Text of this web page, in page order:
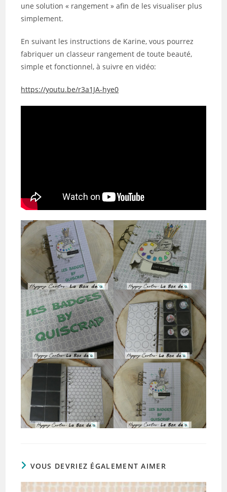
une solution « rangement » afin de les visualiser plus
simplement.
En suivant les instructions de Karine, vous pourrez
fabriquer un classeur rangement de toute beauté,
simple et fonctionnel, à suivre en vidéo:
https://youtu.be/r3a1JA-hye0
VOUS DEVRIEZ ÉGALEMENT AIMER